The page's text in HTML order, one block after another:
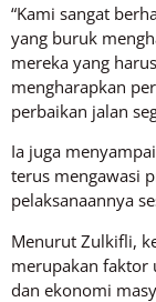
“Kami sangat
yang buruk
mereka yang
mengharapkan
perbaikan jalan
Ia juga
terus mengawasi
pelaksanaannya
Menurut Zulkifli,
merupakan faktor
dan ekonomi